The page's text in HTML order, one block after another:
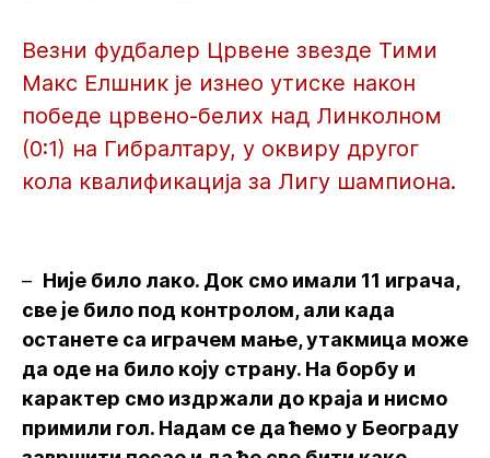
Везни фудбалер Црвене звезде Тими
Макс Елшник је изнео утиске након
победе црвено-белих над Линколном
(0:1) на Гибралтару, у оквиру другог
кола квалификација за Лигу шампиона.
– Није било лако. Док смо имали 11 играча,
све је било под контролом, али када
останете са играчем мање, утакмица може
да оде на било коју страну. На борбу и
карактер смо издржали до краја и нисмо
примили гол. Надам се да ћемо у Београду